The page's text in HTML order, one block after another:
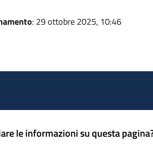
: 29 ottobre 2025, 10:46
le informazioni su questa